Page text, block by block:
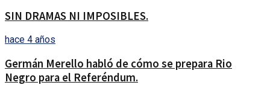
SIN DRAMAS NI IMPOSIBLES.
hace 4 años
Germán Merello habló de cómo se prepara Rio
Negro para el Referéndum.